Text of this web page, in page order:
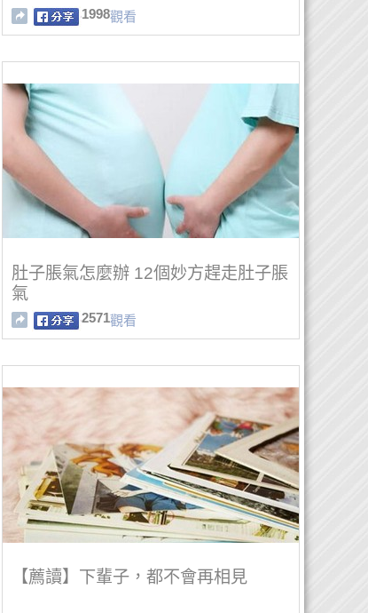
1998觀看
肚子脹氣怎麼辦 12個妙方趕走肚子脹
氣
2571觀看
【薦讀】下輩子，都不會再相見